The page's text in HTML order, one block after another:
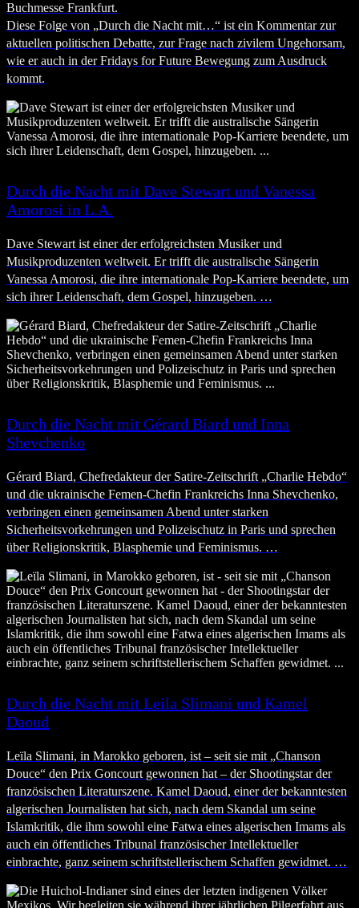
Buchmesse Frankfurt.
Diese Folge von „Durch die Nacht mit…“ ist ein Kommentar zur
aktuellen politischen Debatte, zur Frage nach zivilem Ungehorsam,
wie er auch in der Fridays for Future Bewegung zum Ausdruck
kommt.
Durch die Nacht mit Dave Stewart und Vanessa
Amorosi in L.A.
Dave Stewart ist einer der erfolgreichsten Musiker und
Musikproduzenten weltweit. Er trifft die australische Sängerin
Vanessa Amorosi, die ihre internationale Pop-Karriere beendete, um
sich ihrer Leidenschaft, dem Gospel, hinzugeben. …
Durch die Nacht mit Gérard Biard und Inna
Shevchenko
Gérard Biard, Chefredakteur der Satire-Zeitschrift „Charlie Hebdo“
und die ukrainische Femen-Chefin Frankreichs Inna Shevchenko,
verbringen einen gemeinsamen Abend unter starken
Sicherheitsvorkehrungen und Polizeischutz in Paris und sprechen
über Religionskritik, Blasphemie und Feminismus. …
Durch die Nacht mit Leila Slimani und Kamel
Daoud
Leïla Slimani, in Marokko geboren, ist – seit sie mit „Chanson
Douce“ den Prix Goncourt gewonnen hat – der Shootingstar der
französischen Literaturszene. Kamel Daoud, einer der bekanntesten
algerischen Journalisten hat sich, nach dem Skandal um seine
Islamkritik, die ihm sowohl eine Fatwa eines algerischen Imams als
auch ein öffentliches Tribunal französischer Intellektueller
einbrachte, ganz seinem schriftstellerischem Schaffen gewidmet. …